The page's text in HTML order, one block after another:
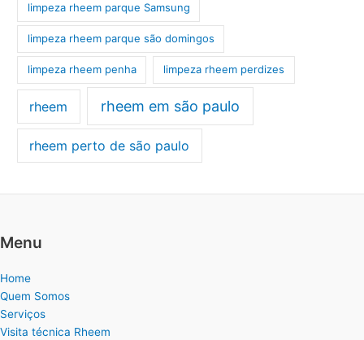
limpeza rheem parque Samsung
limpeza rheem parque são domingos
limpeza rheem penha limpeza rheem perdizes
rheem rheem em são paulo
rheem perto de são paulo
Menu
Home
Quem Somos
Serviços
Visita técnica Rheem